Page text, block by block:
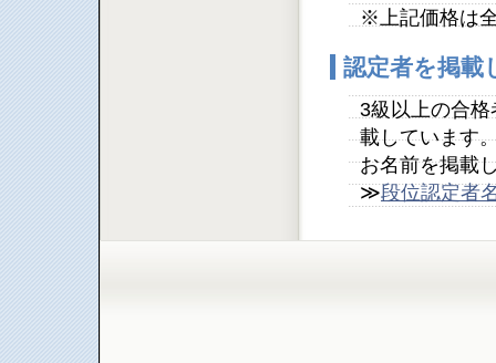
※上記価格は
認定者を掲載
3級以上の合
載しています
お名前を掲載
≫段位認定者